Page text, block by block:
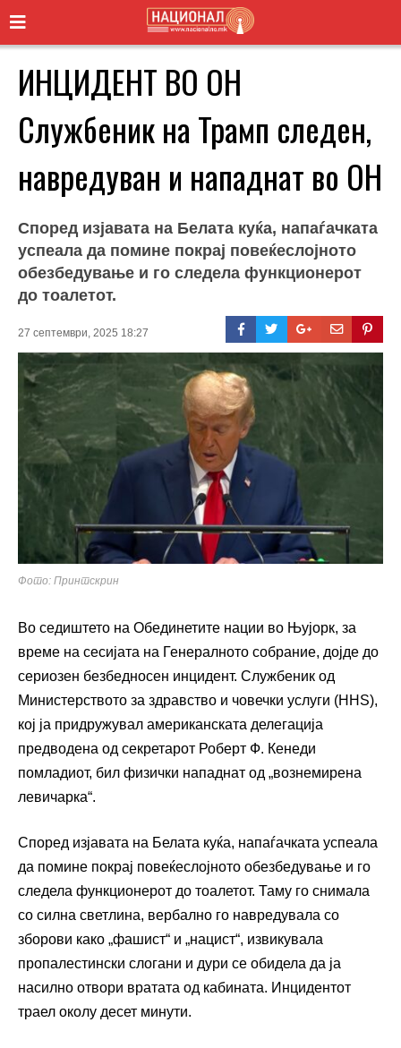
ИНЦИДЕНТ ВО ОН
Службеник на Трамп следен,
навредуван и нападнат во ОН
Според изјавата на Белата куќа, напаѓачката
успеала да помине покрај повеќеслојното
обезбедување и го следела функционерот
до тоалетот.
27 септември, 2025 18:27
Фото: Принтскрин
Во седиштето на Обединетите нации во Њујорк, за
време на сесијата на Генералното собрание, дојде до
сериозен безбедносен инцидент. Службеник од
Министерството за здравство и човечки услуги (HHS),
кој ја придружувал американската делегација
предводена од секретарот Роберт Ф. Кенеди
помладиот, бил физички нападнат од „вознемирена
левичарка“.
Според изјавата на Белата куќа, напаѓачката успеала
да помине покрај повеќеслојното обезбедување и го
следела функционерот до тоалетот. Таму го снимала
со силна светлина, вербално го навредувала со
зборови како „фашист“ и „нацист“, извикувала
пропалестински слогани и дури се обидела да ја
насилно отвори вратата од кабината. Инцидентот
траел околу десет минути.